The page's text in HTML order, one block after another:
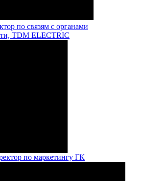
по связям с органами
TDM ELECTRIC
по маркетингу ГК